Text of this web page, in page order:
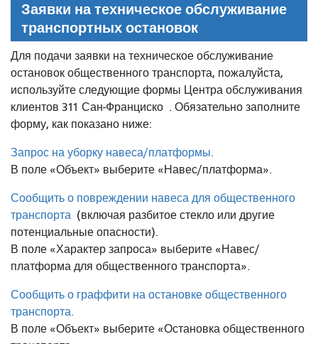
Заявки на техническое обслуживание
транспортных остановок
Для подачи заявки на техническое обслуживание
остановок общественного транспорта, пожалуйста,
используйте следующие формы Центра обслуживания
клиентов 311 Сан-Франциско . Обязательно заполните
форму, как показано ниже:
Запрос на уборку навеса/платформы.
В поле «Объект» выберите «Навес/платформа».
Сообщить о повреждении навеса для общественного
транспорта (включая разбитое стекло или другие
потенциальные опасности).
В поле «Характер запроса» выберите «Навес/
платформа для общественного транспорта».
Сообщить о граффити на остановке общественного
транспорта.
В поле «Объект» выберите «Остановка общественного